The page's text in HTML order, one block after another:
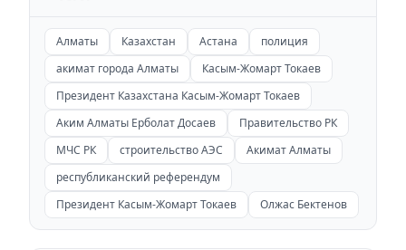
Алматы Казахстан Астана
полиция
акимат города Алматы
Касым-Жомарт Токаев
Президент Казахстана Касым-Жомарт Токаев
Аким Алматы Ерболат Досаев
Правительство РК
МЧС РК
строительство АЭС
Акимат Алматы
республиканский референдум
Президент Касым-Жомарт Токаев
Олжас Бектенов